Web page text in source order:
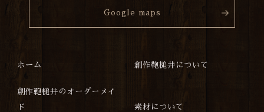
Google maps
ホーム 創作鞄槌井について
創作鞄槌井のオーダーメイ
ド
素材について